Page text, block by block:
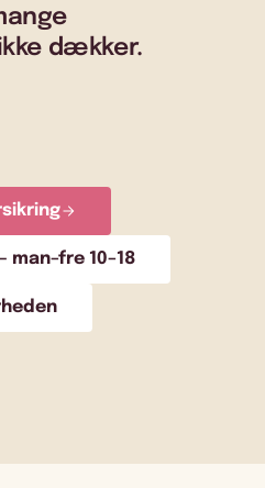
dækker.
man–fre 10–18